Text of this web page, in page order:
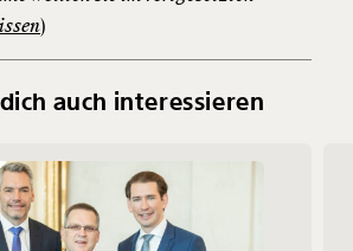
)
auch interessieren